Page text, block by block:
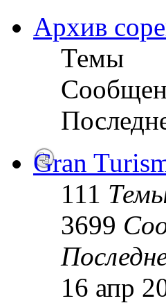
Архив
Темы
Gran
111
3699
16 апр